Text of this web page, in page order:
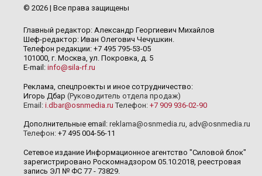
© 2026 | Все права защищены
Главный редактор: Александр Георгиевич Михайлов
Шеф-редактор: Иван Олегович Чечушкин.
Телефон редакции: +7 495 795-53-05
101000, г. Москва, ул. Покровка, д. 5
E-mail: info@sila-rf.ru
Реклама, спецпроекты и иное сотрудничество:
Игорь Дбар (Руководитель отдела продаж)
Email: i.dbar@osnmedia.ru Телефон: +7 909 936-02-90
Дополнительные email: reklama@osnmedia.ru, adv@osnmedia.ru
Телефон: +7 495 004-56-11
Сетевое издание Информационное агентство "Силовой блок"
зарегистрировано Роскомнадзором 05.10.2018, реестровая
запись ЭЛ № ФС 77 - 73829.